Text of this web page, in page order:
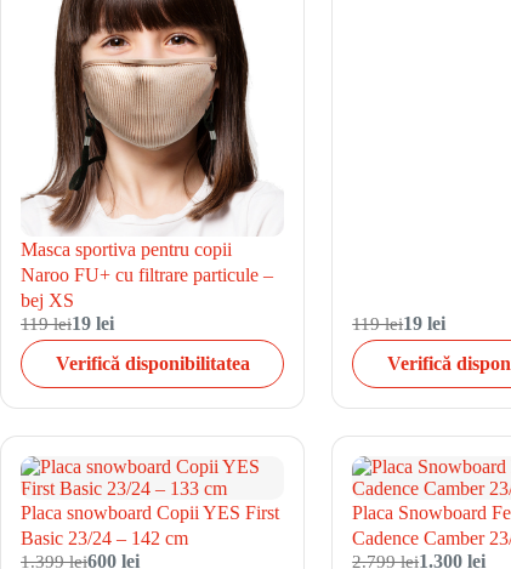
Masca sportiva pentru copii
Naroo FU+ cu filtrare particule –
bej XS
119 lei19 lei
Verifică disponibilitatea
119 lei19 lei
Verifică
Placa snowboard Copii YES First
Basic 23/24 – 142 cm
1.399 lei600 lei
Placa Snowboard
Cadence Camber
2.799 lei1.300 lei